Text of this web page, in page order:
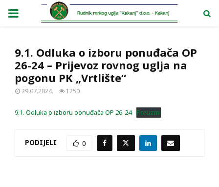
PRIMARY
9.1. Odluka o izboru ponuđača OP
26-24 – Prijevoz rovnog uglja na
pogonu PK „Vrtlište“
29.07.2024. 1250
9.1. Odluka o izboru ponuđača OP 26-24 Preuzmi
PODIJELI 0